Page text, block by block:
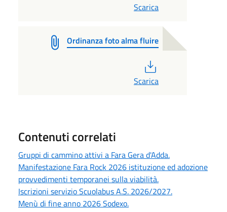
Scarica
Ordinanza foto alma fluire
Scarica
Contenuti correlati
Gruppi di cammino attivi a Fara Gera d'Adda.
Manifestazione Fara Rock 2026 istituzione ed adozione
provvedimenti temporanei sulla viabilità.
Iscrizioni servizio Scuolabus A.S. 2026/2027.
Menù di fine anno 2026 Sodexo.